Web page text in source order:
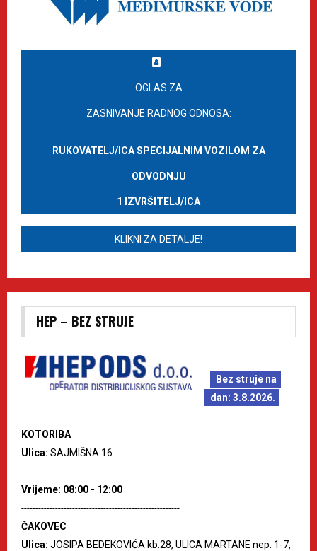
OGLAS ZA
ZASNIVANJE RADNOG ODNOSA:
RUKOVATELJ/ICA SPECIJALNIM VOZILOM ZA
ODVODNJU
1 IZVRŠITELJ/ICA
KLIKNI ZA DETALJE!
HEP – BEZ STRUJE
Bez struje na
dan: 3.8.2026.
KOTORIBA
Ulica: SAJMIŠNA 16.
Vrijeme: 08:00 - 12:00
--------------------------------------------------------
ČAKOVEC
Ulica: JOSIPA BEDEKOVIĆA kb.28, ULICA MARTANE nep. 1-7,